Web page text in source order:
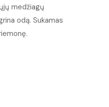
medžiagų
odą. Sukamas